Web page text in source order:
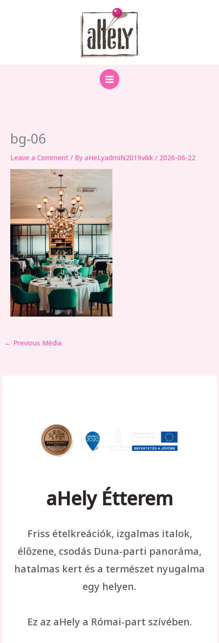
bg-06
Leave a Comment / ByaHeLyadmiN2019vikk/ 2026-06-22
← Previous Média
aHely Étterem
Friss ételkreációk, izgalmas italok,
élőzene, csodás Duna-parti panoráma,
hatalmas kert és a természet nyugalma
egy helyen.
Ez az aHely a Római-part szívében.